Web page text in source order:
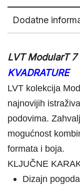
Dodatne
LVT ModularT 7
KVADRATURE
LVT kolekcija
najnovijih
podovima.
mogućnost
formata i boja.
KLJUČNE
Dizajn